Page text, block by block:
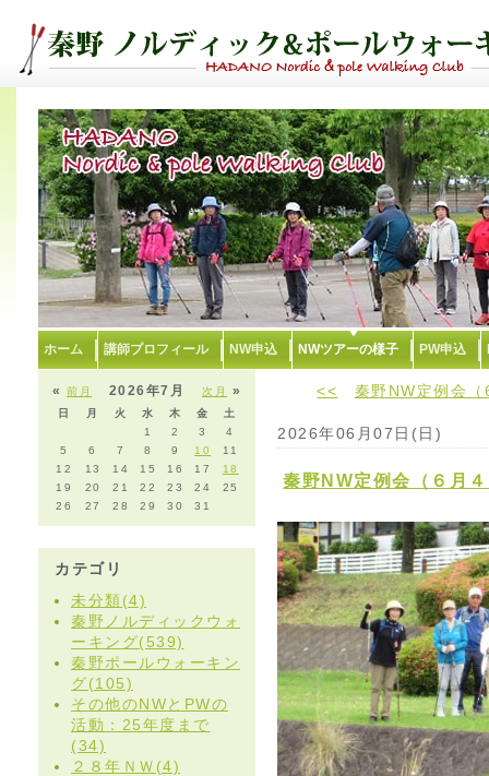
ホーム 講師プロフィール NW申込 NWツアーの様子 PW申込
«前月 次月 »
2026年7月
日 月 火 水 木 金
土
1
2 3
4
5
6 7 8 9 10
11
12
13 14 15 16 17
18
19
20 21 22 23 24
25
26
27 28 29 30 31
カテゴリ
未分類(4)
秦野ノルディックウォ
ーキング(539)
秦野ポールウォーキン
グ(105)
その他のNWとPWの
活動：25年度まで
(34)
２８年ＮＷ(4)
<< 秦野NW定例会
2026年06月07日(日)
秦野NW定例会（６月